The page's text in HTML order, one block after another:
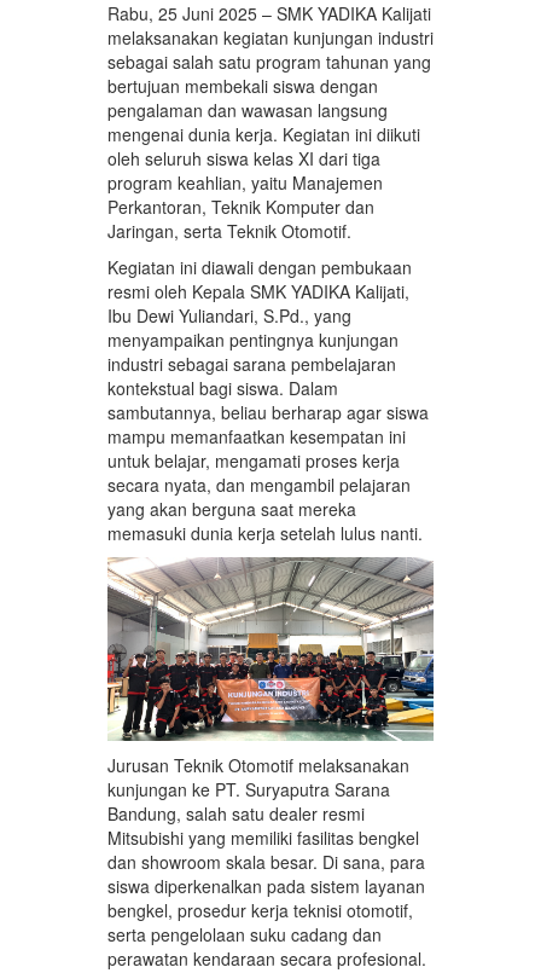
Rabu, 25 Juni 2025 – SMK YADIKA Kalijati
melaksanakan kegiatan kunjungan industri
sebagai salah satu program tahunan yang
bertujuan membekali siswa dengan
pengalaman dan wawasan langsung
mengenai dunia kerja. Kegiatan ini diikuti
oleh seluruh siswa kelas XI dari tiga
program keahlian, yaitu Manajemen
Perkantoran, Teknik Komputer dan
Jaringan, serta Teknik Otomotif.
Kegiatan ini diawali dengan pembukaan
resmi oleh Kepala SMK YADIKA Kalijati,
Ibu Dewi Yuliandari, S.Pd., yang
menyampaikan pentingnya kunjungan
industri sebagai sarana pembelajaran
kontekstual bagi siswa. Dalam
sambutannya, beliau berharap agar siswa
mampu memanfaatkan kesempatan ini
untuk belajar, mengamati proses kerja
secara nyata, dan mengambil pelajaran
yang akan berguna saat mereka
memasuki dunia kerja setelah lulus nanti.
Jurusan Teknik Otomotif melaksanakan
kunjungan ke PT. Suryaputra Sarana
Bandung, salah satu dealer resmi
Mitsubishi yang memiliki fasilitas bengkel
dan showroom skala besar. Di sana, para
siswa diperkenalkan pada sistem layanan
bengkel, prosedur kerja teknisi otomotif,
serta pengelolaan suku cadang dan
perawatan kendaraan secara profesional.